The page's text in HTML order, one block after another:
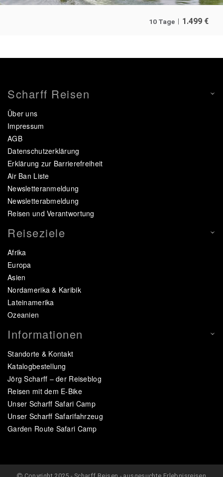
10 Tage 1.499 €
Scharff Reisen
Über uns
Impressum
AGB
Datenschutzerklärung
Erklärung zur Barrierefreiheit
Air Ban Liste
Newsletteranmeldung
Newsletterabmeldung
Reisen und Verantwortung
Reiseziele
Afrika
Europa
Asien
Nordamerika & Karibik
Lateinamerika
Ozeanien
Informationen
Standorte & Kontakt
Katalogbestellung
Jörg Scharff – der Reiseblog
Reisen mit dem E-Bike
Unser Scharff Safari Camp
Unser Scharff Safarifahrzeug
Garden Route Safari Camp